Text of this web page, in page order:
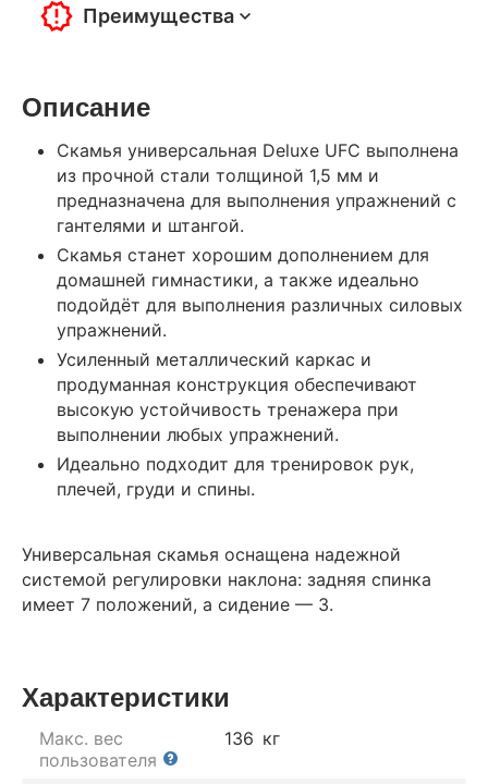
Преимущества
Описание
Скамья универсальная Deluxe UFC выполнена
из прочной стали толщиной 1,5 мм и
предназначена для выполнения упражнений с
гантелями и штангой.
Скамья станет хорошим дополнением для
домашней гимнастики, а также идеально
подойдёт для выполнения различных силовых
упражнений.
Усиленный металлический каркас и
продуманная конструкция обеспечивают
высокую устойчивость тренажера при
выполнении любых упражнений.
Идеально подходит для тренировок рук,
плечей, груди и спины.
Универсальная скамья оснащена надежной
системой регулировки наклона: задняя спинка
имеет 7 положений, а сидение — 3.
Характеристики
Макс. вес
пользователя
136 кг